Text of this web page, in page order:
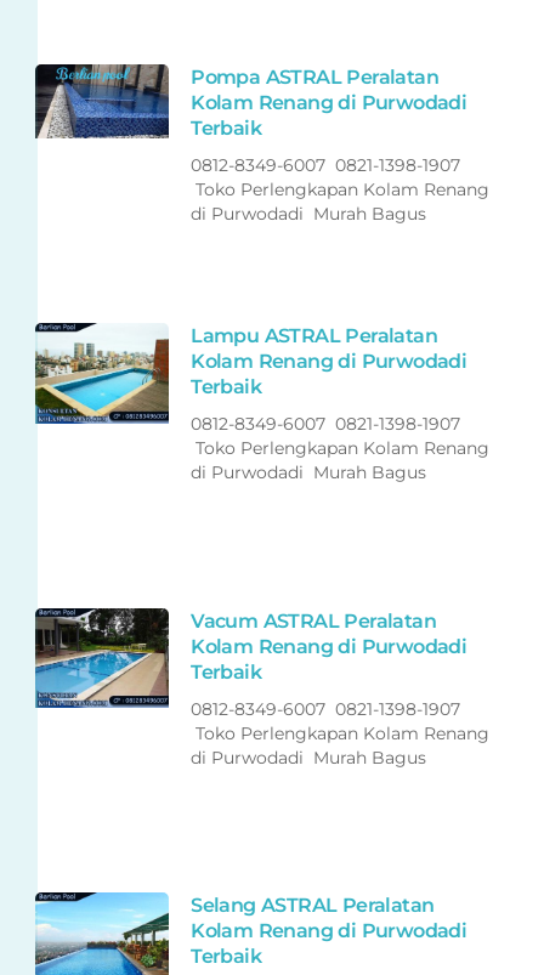
Pompa ASTRAL Peralatan
Kolam Renang di Purwodadi
Terbaik
0812-8349-6007 0821-1398-1907
Toko Perlengkapan Kolam Renang
di Purwodadi Murah Bagus
Lampu ASTRAL Peralatan
Kolam Renang di Purwodadi
Terbaik
0812-8349-6007 0821-1398-1907
Toko Perlengkapan Kolam Renang
di Purwodadi Murah Bagus
Vacum ASTRAL Peralatan
Kolam Renang di Purwodadi
Terbaik
0812-8349-6007 0821-1398-1907
Toko Perlengkapan Kolam Renang
di Purwodadi Murah Bagus
Selang ASTRAL Peralatan
Kolam Renang di Purwodadi
Terbaik